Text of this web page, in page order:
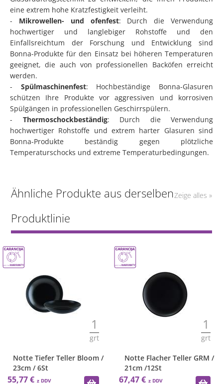
eine extrem hohe Kratzfestigkeit verleiht.
- Mikrowellen- und ofenfest: Durch die Verwendung
hochwertiger und langlebiger Rohstoffe und den
Einfallsreichtum der Forschung und Entwicklung sind
Bonna-Produkte für den Einsatz bei höheren Temperaturen
geeignet, die auch von professionellen Backöfen erreicht
werden.
- Spülmaschinenfest: Hochbeständige Bonna-Glasuren
schützen Ihre Produkte vor aggressiven und korrosiven
Spülgängen in professionellen Geschirrspülern.
- Thermoschockbeständig: Durch die Verwendung
hochwertiger Rohstoffe und extrem harter Glasuren sind
Bonna-Produkte beständig gegen plötzliche
Temperaturschocks und extreme Temperaturbedingungen.
Ähnliche Produkte aus derselben
Produktlinie
Zeige alles »
1
grt
Notte Tiefer Teller Bloom /
23cm / 6St
55,77 €
1
grt
Notte Flacher Teller GRM /
21cm /12St
67,47 €